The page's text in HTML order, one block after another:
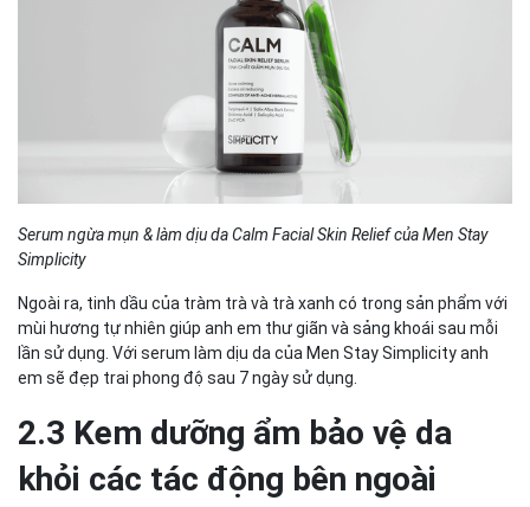
Serum ngừa mụn & làm dịu da Calm Facial Skin Relief của Men Stay
Simplicity
Ngoài ra, tinh dầu của tràm trà và trà xanh có trong sản phẩm với
mùi hương tự nhiên giúp anh em thư giãn và sảng khoái sau mỗi
lần sử dụng. Với serum làm dịu da của Men Stay Simplicity anh
em sẽ đẹp trai phong độ sau 7 ngày sử dụng.
2.3 Kem dưỡng ẩm bảo vệ da
khỏi các tác động bên ngoài